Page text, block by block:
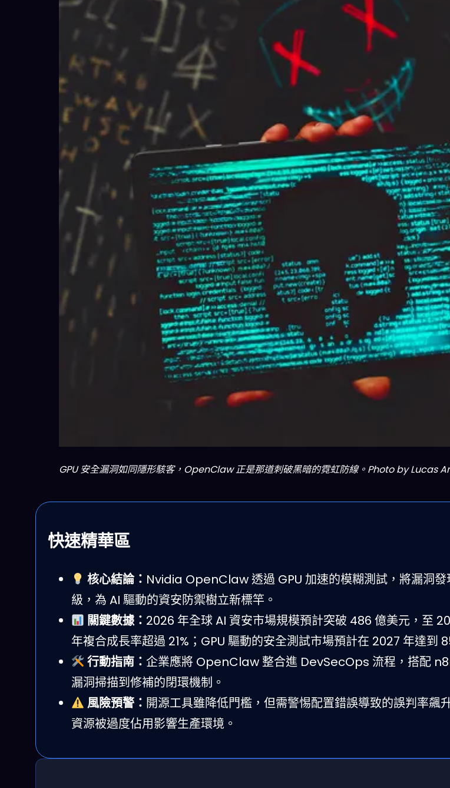
GPU 安全漏洞如同隱形駭客，OpenClaw 正是那道刺破黑暗的霓虹防線。Photo by Lucas
快速精華區
核心結論： Nvidia OpenClaw 透過 GPU 加速的模糊測試，將漏洞發
級，為 AI 驅動的資安防禦樹立新標竿。
關鍵數據： 2026 年全球 AI 資安市場規模預計突破 486 億美元，至
年複合成長率超過 21%；GPU 驅動的安全測試市場預計在 2027 年達到
行動指南： 企業應將 OpenClaw 整合進 DevSecOps 流程，搭配
漏洞掃描到修補的閉環機制。
風險預警： 開源工具雖降低門檻，但需警惕配置錯誤導致的誤判率飆
資源被過度佔用影響生產環境。